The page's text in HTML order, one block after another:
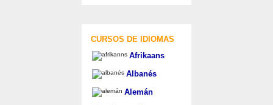
CURSOS DE IDIOMAS
Afrikaans
Albanés
Alemán